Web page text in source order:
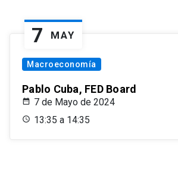
7 MAY
Macroeconomía
Pablo Cuba, FED Board
7 de Mayo de 2024
13:35 a 14:35